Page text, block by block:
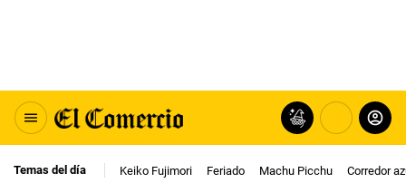
Temas del día Keiko Fujimori Feriado Machu Picchu Corredor